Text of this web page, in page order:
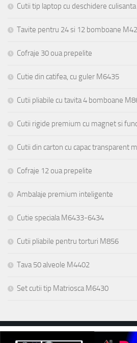
Cutii tip laptop cu deschidere culisanta
Tavite pentru 24 si 12 bomboane
Cofraje 30 oua prepelite
Cutie din catifea, cu guler M6435
Cutii pliabile cu tavita 4 bomboane
Cutii rigide premium cu magnet si
Cutii din carton cu capac transparent
Cofraje 12 oua prepelite
Ambalaje premium inteligente
Cutie speciala M6433-6434
Cutii pliabile pentru torturi M856
Tava 50 alveole M4402
Set cutii tip Matriosca M6430